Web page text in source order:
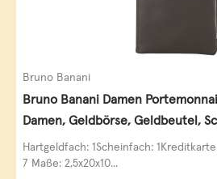
Bruno Banani
Bruno Banani Damen
Damen, Geldbörse, Geldbeutel,
Leder
Hartgeldfach: 1Scheinfach:
7 Maße: 2,5x20x10...